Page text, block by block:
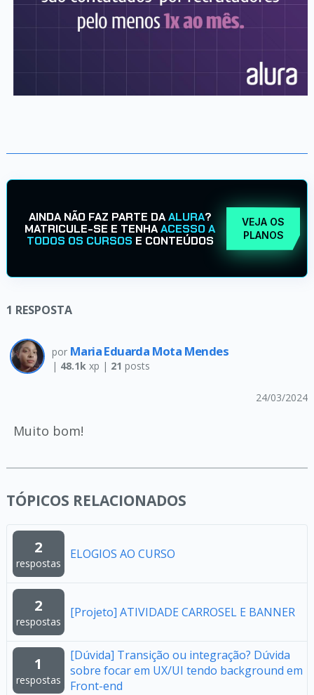
AINDA NÃO FAZ PARTE DAALURA?
MATRICULE-SE E TENHAACESSO A
TODOS OS CURSOS E CONTEÚDOS
VEJA OS
PLANOS
1 RESPOSTA
por Maria Eduarda Mota Mendes
| 48.1kxp | 21 posts
24/03/2024
Muito bom!
TÓPICOS RELACIONADOS
2
respostas
ELOGIOS AO CURSO
2
respostas
[Projeto] ATIVIDADE CARROSEL E BANNER
1
respostas
[Dúvida] Transição ou integração? Dúvida
sobre focar em UX/UI tendo background em
Front-end